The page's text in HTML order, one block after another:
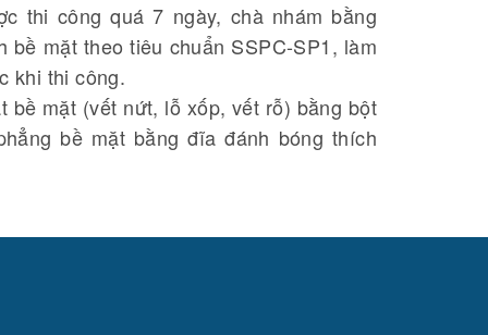
thi công quá 7 ngày, chà nhám bằng
bề mặt theo tiêu chuẩn SSPC-SP1, làm
khi thi công.
bề mặt (vết nứt, lỗ xốp, vết rỗ) bằng bột
bề mặt bằng đĩa đánh bóng thích